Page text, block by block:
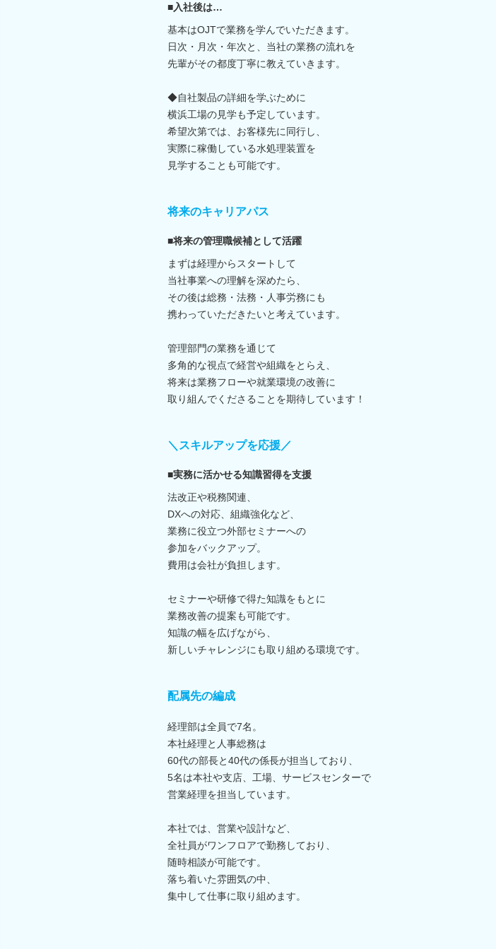
■入社後は…
基本はOJTで業務を学んでいただきます。
日次・月次・年次と、当社の業務の流れを
先輩がその都度丁寧に教えていきます。
◆自社製品の詳細を学ぶために
横浜工場の見学も予定しています。
希望次第では、お客様先に同行し、
実際に稼働している水処理装置を
見学することも可能です。
将来のキャリアパス
■将来の管理職候補として活躍
まずは経理からスタートして
当社事業への理解を深めたら、
その後は総務・法務・人事労務にも
携わっていただきたいと考えています。
管理部門の業務を通じて
多角的な視点で経営や組織をとらえ、
将来は業務フローや就業環境の改善に
取り組んでくださることを期待しています！
＼スキルアップを応援／
■実務に活かせる知識習得を支援
法改正や税務関連、
DXへの対応、組織強化など、
業務に役立つ外部セミナーへの
参加をバックアップ。
費用は会社が負担します。
セミナーや研修で得た知識をもとに
業務改善の提案も可能です。
知識の幅を広げながら、
新しいチャレンジにも取り組める環境です。
配属先の編成
経理部は全員で7名。
本社経理と人事総務は
60代の部長と40代の係長が担当しており、
5名は本社や支店、工場、サービスセンターで
営業経理を担当しています。
本社では、営業や設計など、
全社員がワンフロアで勤務しており、
随時相談が可能です。
落ち着いた雰囲気の中、
集中して仕事に取り組めます。